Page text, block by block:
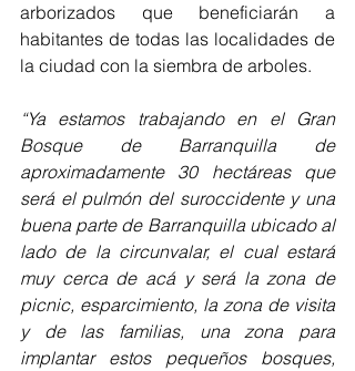
arborizados que beneficiarán a
habitantes de todas las localidades de
la ciudad con la siembra de arboles.
“Ya estamos trabajando en el Gran
Bosque de Barranquilla de
aproximadamente 30 hectáreas que
será el pulmón del suroccidente y una
buena parte de Barranquilla ubicado al
lado de la circunvalar, el cual estará
muy cerca de acá y será la zona de
picnic, esparcimiento, la zona de visita
y de las familias, una zona para
implantar estos pequeños bosques,